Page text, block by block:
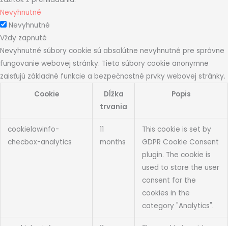
Nevyhnutné
Nevyhnutné
Vždy zapnuté
Nevyhnutné súbory cookie sú absolútne nevyhnutné pre správne
fungovanie webovej stránky. Tieto súbory cookie anonymne
zaisťujú základné funkcie a bezpečnostné prvky webovej stránky.
Cookie
Dĺžka
trvania
Popis
cookielawinfo-
checbox-analytics
11
months
This cookie is set by
GDPR Cookie Consent
plugin. The cookie is
used to store the user
consent for the
cookies in the
category "Analytics".